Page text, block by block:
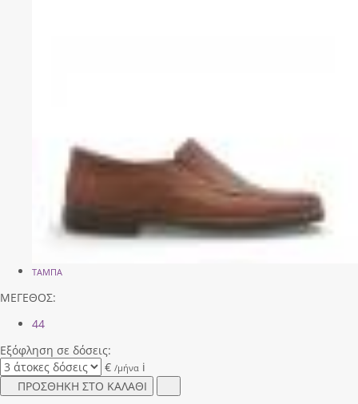
ΤΑΜΠΑ
ΜΕΓΕΘΟΣ:
44
Εξόφληση σε δόσεις:
€ /μήνα i
ΠΡΟΣΘΗΚΗ ΣΤΟ ΚΑΛΑΘΙ